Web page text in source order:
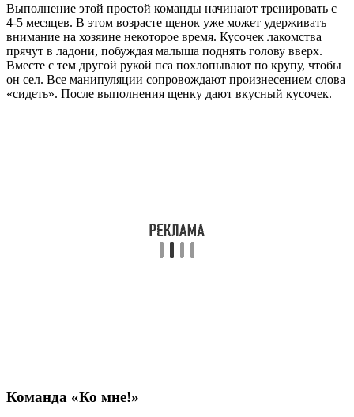
Выполнение этой простой команды начинают тренировать с
4-5 месяцев. В этом возрасте щенок уже может удерживать
внимание на хозяине некоторое время. Кусочек лакомства
прячут в ладони, побуждая малыша поднять голову вверх.
Вместе с тем другой рукой пса похлопывают по крупу, чтобы
он сел. Все манипуляции сопровождают произнесением слова
«сидеть». После выполнения щенку дают вкусный кусочек.
Команда «Ко мне!»